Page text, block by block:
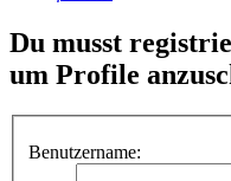
Du musst
um Profile
Benutzername: